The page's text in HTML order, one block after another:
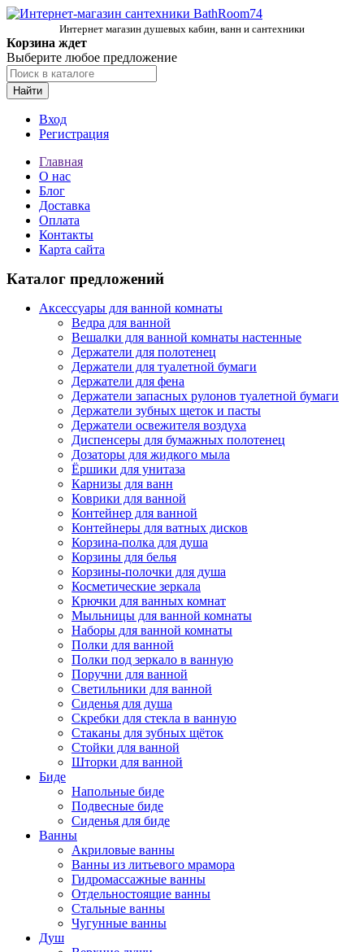
Интернет магазин душевых кабин, ванн и сантехники
Корзина ждет
Выберите любое предложение
Найти
Вход
Регистрация
Главная
О нас
Блог
Доставка
Оплата
Контакты
Карта сайта
Каталог предложений
Аксессуары для ванной комнаты
Ведра для ванной
Вешалки для ванной комнаты настенные
Держатели для полотенец
Держатели для туалетной бумаги
Держатели для фена
Держатели запасных рулонов туалетной бумаги
Держатели зубных щеток и пасты
Держатели освежителя воздуха
Диспенсеры для бумажных полотенец
Дозаторы для жидкого мыла
Ёршики для унитаза
Карнизы для ванн
Коврики для ванной
Контейнер для ванной
Контейнеры для ватных дисков
Корзина-полка для душа
Корзины для белья
Корзины-полочки для душа
Косметические зеркала
Крючки для ванных комнат
Мыльницы для ванной комнаты
Наборы для ванной комнаты
Полки для ванной
Полки под зеркало в ванную
Поручни для ванной
Светильники для ванной
Сиденья для душа
Скребки для стекла в ванную
Стаканы для зубных щёток
Стойки для ванной
Шторки для ванной
Биде
Напольные биде
Подвесные биде
Сиденья для биде
Ванны
Акриловые ванны
Ванны из литьевого мрамора
Гидромассажные ванны
Отдельностоящие ванны
Стальные ванны
Чугунные ванны
Душ